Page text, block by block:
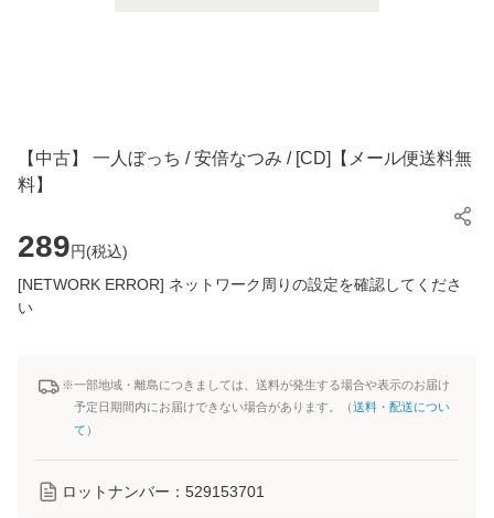
【中古】 一人ぼっち / 安倍なつみ / [CD]【メール便送料無
料】
289円(税込)
[NETWORK ERROR] ネットワーク周りの設定を確認してくださ
い
※一部地域・離島につきましては、送料が発生する場合や表示のお届け
予定日期間内にお届けできない場合があります。（送料・配送につい
て ）
ロットナンバー： 529153701